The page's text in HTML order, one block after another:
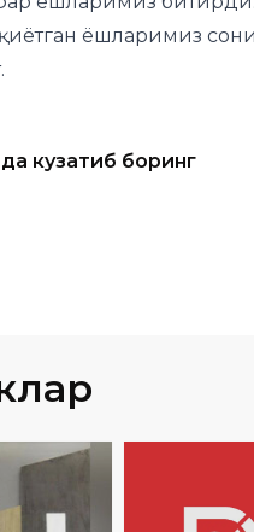
ёшларимиз
кузатиб боринг